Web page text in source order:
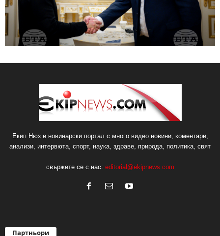
Екип Нюз е новинарски портал с много видео новини, коментари,
анализи, интервюта, спорт, наука, здраве, природа, политика, свят
свържете се с нас: editorial@ekipnews.com
Партньори